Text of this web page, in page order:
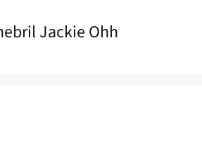
Jackie Ohh